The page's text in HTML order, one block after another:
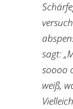
sagt:
soooo
weiß,